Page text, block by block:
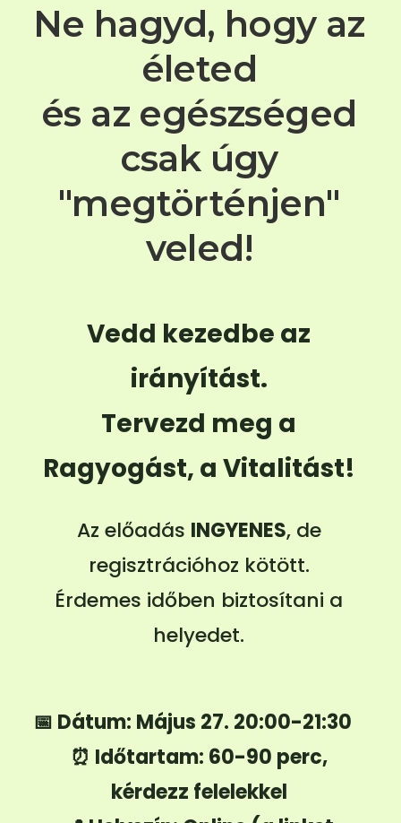
Ne hagyd, hogy az
életed
és az egészséged
csak úgy
"megtörténjen"
veled!
Vedd kezedbe az
irányítást.
Tervezd meg a
Ragyogást, a Vitalitást!
Az előadás INGYENES, de
regisztrációhoz kötött.
Érdemes időben biztosítani a
helyedet.
📅 Dátum: Május 27. 20:00-21:30
⏰ Időtartam: 60-90 perc,
kérdezz felelekkel